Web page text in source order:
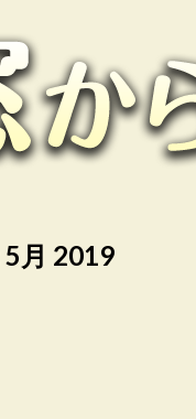
5月 2019